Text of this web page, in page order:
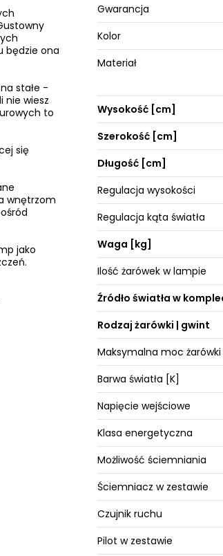
będzie ona
stałe -
nie wiesz
to
się
wnętrzom
jako
Gwarancja
Kolor
Materiał
Wysokość [cm]
Szerokość [cm]
Długość [cm]
Regulacja wysokości
Regulacja kąta światła
Waga [kg]
Ilość żarówek w lampie
Źródło światła w
Rodzaj żarówki | gwint
Maksymalna moc
Barwa światła [K]
Napięcie wejściowe
Klasa energetyczna
Możliwość ściemniania
Ściemniacz w zestawie
Czujnik ruchu
Pilot w zestawie